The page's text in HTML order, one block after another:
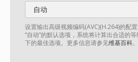
自动
设置输出高级视频编码(AVC)(H.264)的配
“自动”的默认选项，系统将计算出合适的
下的最佳选项。更多信息请参见维基百科。